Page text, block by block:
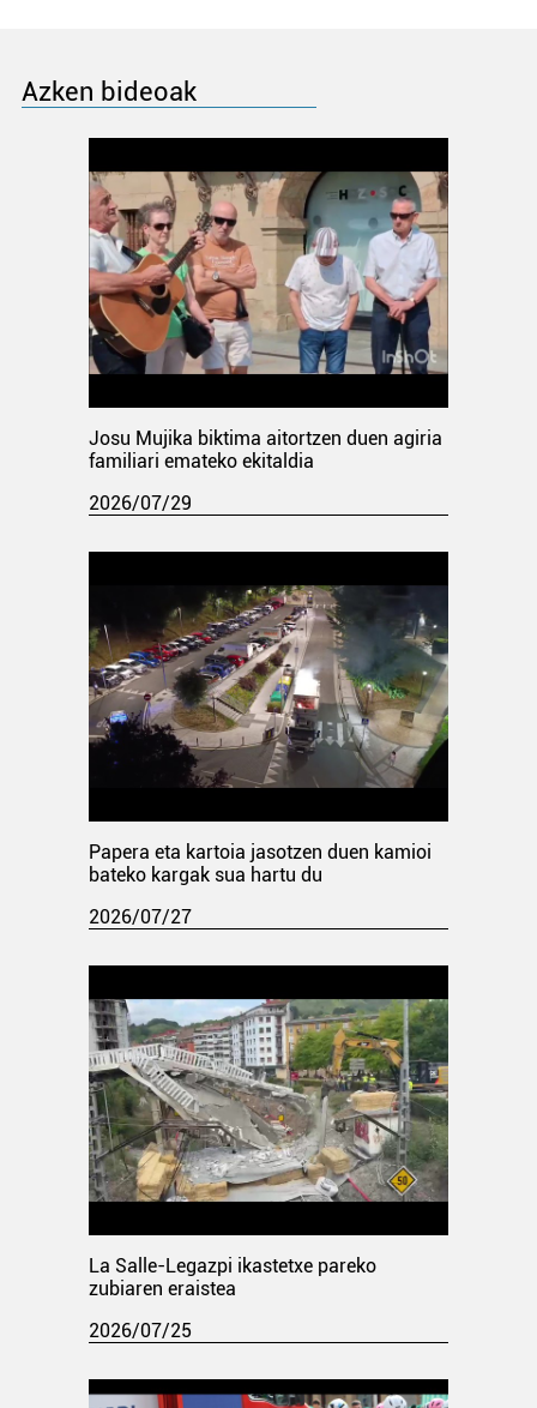
Azken bideoak
Josu Mujika biktima aitortzen duen agiria
familiari emateko ekitaldia
2026/07/29
Papera eta kartoia jasotzen duen kamioi
bateko kargak sua hartu du
2026/07/27
La Salle-Legazpi ikastetxe pareko
zubiaren eraistea
2026/07/25